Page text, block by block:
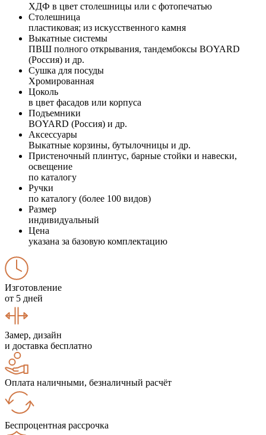
ХДФ в цвет столешницы или с фотопечатью
Столешница
пластиковая; из искусственного камня
Выкатные системы
ПВШ полного открывания, тандембоксы BOYARD
(Россия) и др.
Сушка для посуды
Хромированная
Цоколь
в цвет фасадов или корпуса
Подъемники
BOYARD (Россия) и др.
Аксессуары
Выкатные корзины, бутылочницы и др.
Пристеночный плинтус, барные стойки и навески,
освещение
по каталогу
Ручки
по каталогу (более 100 видов)
Размер
индивидуальный
Цена
указана за базовую комплектацию
Изготовление
от 5 дней
Замер, дизайн
и доставка бесплатно
Оплата наличными, безналичный расчёт
Беспроцентная рассрочка